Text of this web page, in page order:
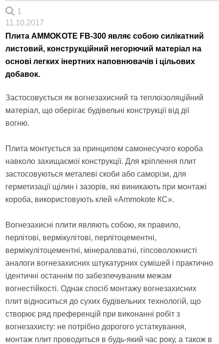
1
11.10.2017
Плита AMMOKOTE FB-300 являє собою силікатний
листовий, конструкційний негорючий матеріал на
основі легких інертних наповнювачів і цільових
добавок.
Застосовується як вогнезахисний та теплоізоляційний
матеріал, що оберігає будівельні конструкції від дії
вогню.
Плита монтується за принципом самонесучого короба
навколо захищаємої конструкції. Для кріплення плит
застосовуються металеві скоби або саморізи, для
герметизації щілин і зазорів, які виникають при монтажі
короба, використовують клей «Ammokote КС».
Вогнезахисні плити являють собою, як правило,
перлітові, вермікулітові, перлітоцементні,
вермікулітоцементні, мінераловатні, гіпсоволокнисті
аналоги вогнезахисних штукатурних сумішей і практично
ідентичні останнім по забезпечуваним межам
вогнестійкості. Однак спосіб монтажу вогнезахисних
плит відноситься до сухих будівельних технологій, що
створює ряд преференцій при виконанні робіт з
вогнезахисту: не потрібно дорогого устаткування,
монтаж плит проводиться в будь-який час року, а також в